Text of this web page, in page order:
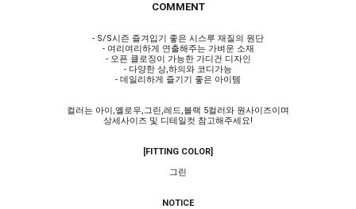
COMMENT
- S/S시즌 즐겨입기 좋은 시스루 재질의 원단
- 여리여리하게 연출해주는 가벼운 소재
- 오픈 클로징이 가능한 가디건 디자인
- 다양한 상,하의와 코디가능
- 데일리하게 즐기기 좋은 아이템
컬러는 아이,옐로우,그린,레드,블랙 5컬러와 원사이즈이며
상세사이즈 및 디테일컷 참고해주세요!
[FITTING COLOR]
그린
NOTICE